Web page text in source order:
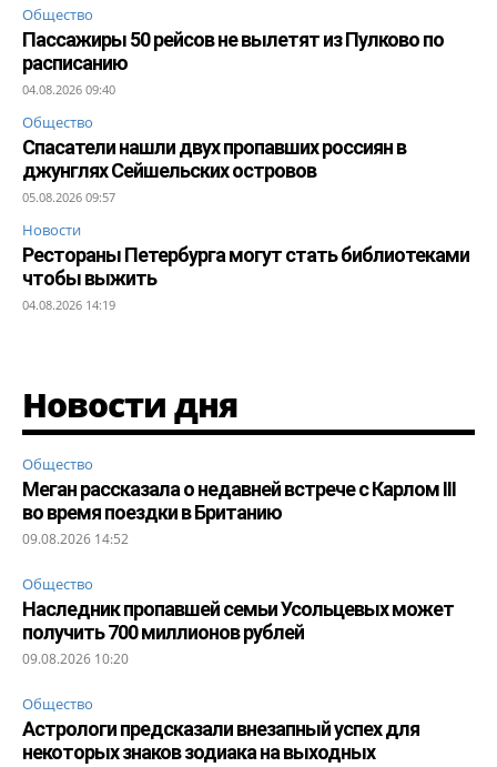
Общество
Пассажиры 50 рейсов не вылетят из Пулково по
расписанию
04.08.2026 09:40
Общество
Спасатели нашли двух пропавших россиян в
джунглях Сейшельских островов
05.08.2026 09:57
Новости
Рестораны Петербурга могут стать библиотеками
чтобы выжить
04.08.2026 14:19
Новости дня
Общество
Меган рассказала о недавней встрече с Карлом III
во время поездки в Британию
09.08.2026 14:52
Общество
Наследник пропавшей семьи Усольцевых может
получить 700 миллионов рублей
09.08.2026 10:20
Общество
Астрологи предсказали внезапный успех для
некоторых знаков зодиака на выходных